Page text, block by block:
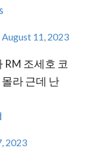
August 11, 2023
RM 조세호 코
몰라 근데 난
2023